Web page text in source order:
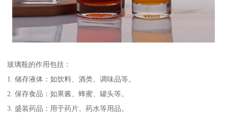
玻璃瓶的作用包括：
1. 储存液体：如饮料、酒类、调味品等。
2. 保存食品：如果酱、蜂蜜、罐头等。
3. 盛装药品：用于药片、药水等用品。